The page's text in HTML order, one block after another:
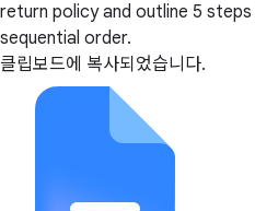
return policy and outline 5
sequential order.
클립보드에 복사되었습니다.